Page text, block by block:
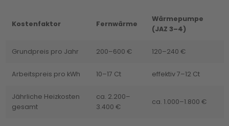
Kostenfaktor Fernwärme
Wärmepumpe
(JAZ 3–4)
Grundpreis pro Jahr 200–600 € 120–240 €
Arbeitspreis pro kWh 10–17 Ct effektiv 7–12 Ct
Jährliche Heizkosten
gesamt
ca. 2.200–
3.400 €
ca. 1.000–1.800 €